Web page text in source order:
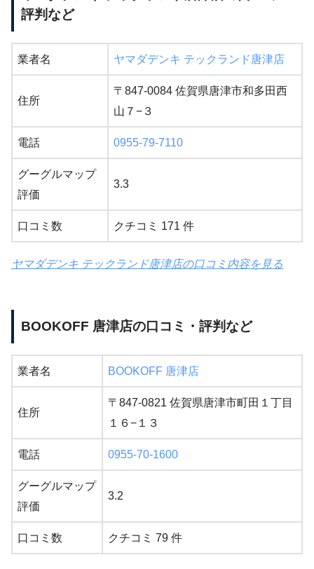
評判など
業者名 ヤマダデンキ テックランド唐津店
住所
〒847-0084 佐賀県唐津市和多田西
山７−３
電話 0955-79-7110
グーグルマップ
評価
3.3
口コミ数 クチコミ 171 件
ヤマダデンキ テックランド唐津店の口コミ内容を見る
BOOKOFF 唐津店の口コミ・評判など
業者名 BOOKOFF 唐津店
住所
〒847-0821 佐賀県唐津市町田１丁目
１６−１３
電話 0955-70-1600
グーグルマップ
評価
3.2
口コミ数 クチコミ 79 件